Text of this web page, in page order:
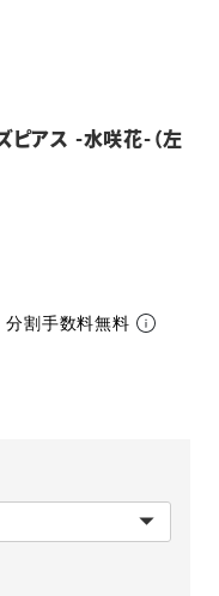
ピアス -水咲花-（左
分割手数料無料